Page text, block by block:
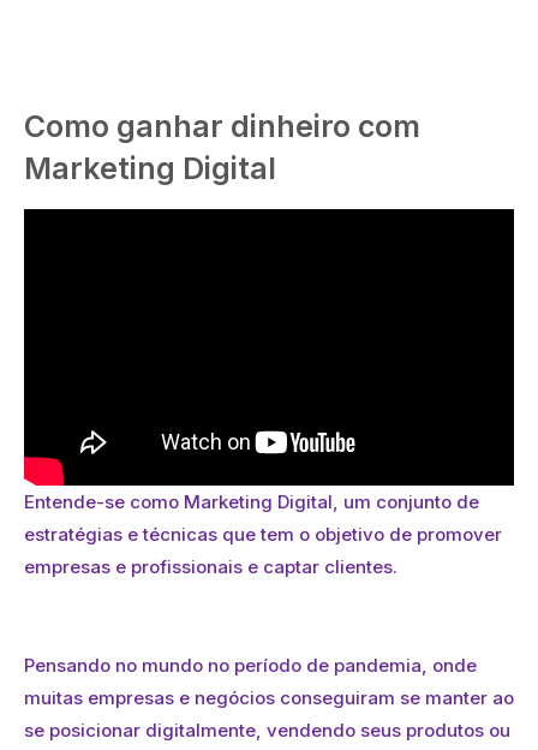
Como ganhar dinheiro com
Marketing Digital
Entende-se como Marketing Digital, um conjunto de
estratégias e técnicas que tem o objetivo de promover
empresas e profissionais e captar clientes.
Pensando no mundo no período de pandemia, onde
muitas empresas e negócios conseguiram se manter ao
se posicionar digitalmente, vendendo seus produtos ou